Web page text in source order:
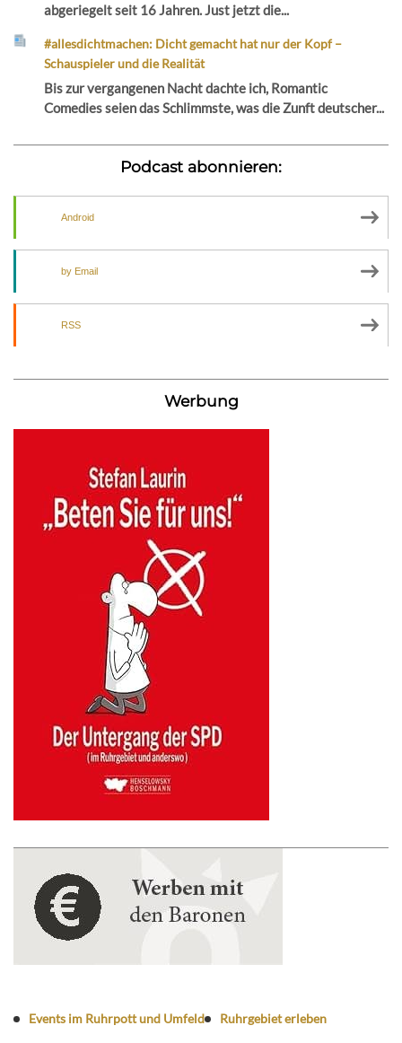
abgeriegelt seit 16 Jahren. Just jetzt die...
#allesdichtmachen: Dicht gemacht hat nur der Kopf –
Schauspieler und die Realität
Bis zur vergangenen Nacht dachte ich, Romantic
Comedies seien das Schlimmste, was die Zunft deutscher...
Podcast abonnieren:
Android
by Email
RSS
Werbung
Events im Ruhrpott und Umfeld
Ruhrgebiet erleben